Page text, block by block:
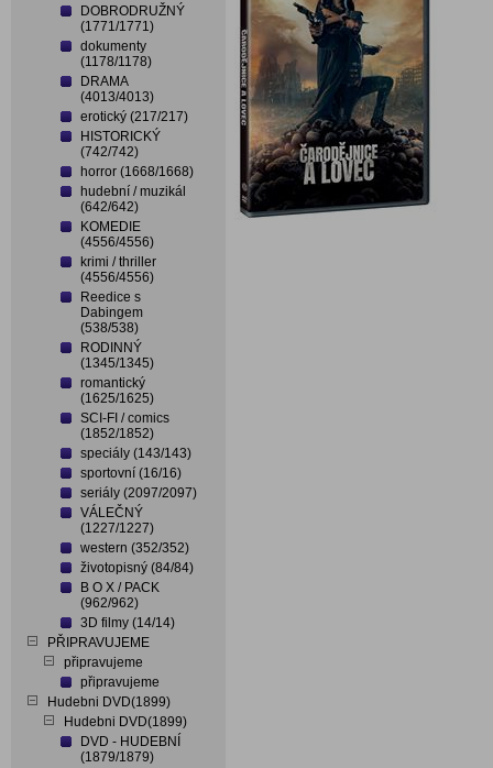
DOBRODRUŽNÝ
(1771/1771)
dokumenty
(1178/1178)
DRAMA
(4013/4013)
erotický (217/217)
HISTORICKÝ
(742/742)
horror (1668/1668)
hudební / muzikál
(642/642)
KOMEDIE
(4556/4556)
krimi / thriller
(4556/4556)
Reedice s
Dabingem
(538/538)
RODINNÝ
(1345/1345)
romantický
(1625/1625)
SCI-FI / comics
(1852/1852)
speciály (143/143)
sportovní (16/16)
seriály (2097/2097)
VÁLEČNÝ
(1227/1227)
western (352/352)
životopisný (84/84)
B O X / PACK
(962/962)
3D filmy (14/14)
PŘIPRAVUJEME
připravujeme
připravujeme
Hudebni DVD(1899)
Hudebni DVD(1899)
DVD - HUDEBNÍ
(1879/1879)